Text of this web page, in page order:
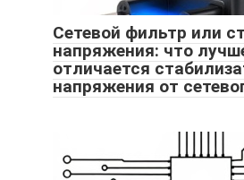
Сетевой фильтр или
напряжения: что
отличается
напряжения от